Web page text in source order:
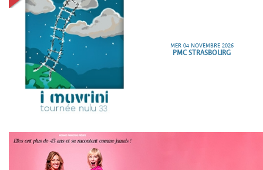
MER 04 NOVEMBRE 2026
PMC STRASBOURG